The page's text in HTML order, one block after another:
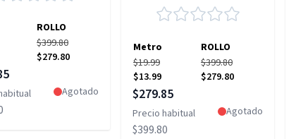
ROLLO
$399.80
$279.80
Agotado
Metro
ROLLO
$19.99
$13.99
$399.80
$279.80
Precio especial
$279.85
Precio habitual
$399.80
Agotado